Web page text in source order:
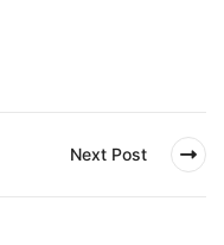
Next Post